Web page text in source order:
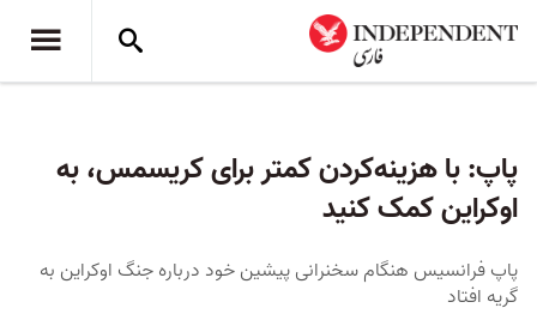
پاپ: با هزینه‌کردن کمتر برای کریسمس، به
اوکراین کمک کنید
پاپ فرانسیس هنگام سخنرانی پیشین خود درباره جنگ اوکراین به
گریه افتاد